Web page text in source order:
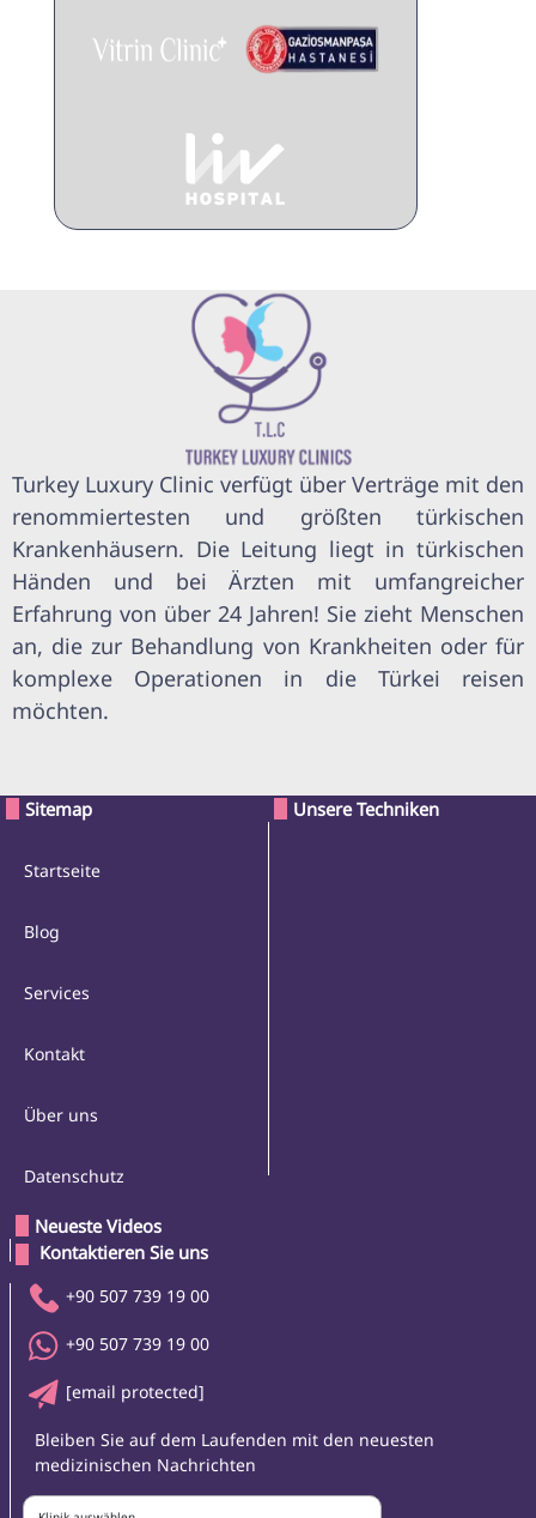
Turkey Luxury Clinic verfügt über Verträge mit den
renommiertesten und größten türkischen
Krankenhäusern. Die Leitung liegt in türkischen
Händen und bei Ärzten mit umfangreicher
Erfahrung von über 24 Jahren! Sie zieht Menschen
an, die zur Behandlung von Krankheiten oder für
komplexe Operationen in die Türkei reisen
möchten.
Sitemap
Startseite
Blog
Services
Kontakt
Über uns
Datenschutz
Unsere Techniken
Neueste Videos
Kontaktieren Sie uns
+90 507 739 19 00
+90 507 739 19 00
[email protected]
Bleiben Sie auf dem Laufenden mit den neuesten
medizinischen Nachrichten